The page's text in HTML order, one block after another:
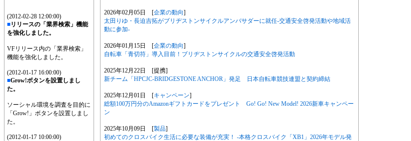
(2012-02-28 12:00:00)
■リリースの「業界検索」機能
を強化しました。
VFリリース内の「業界検索」
機能を強化しました。
(2012-01-17 16:00:00)
■Grow!ボタンを設置しまし
た。
ソーシャル環境を調査を目的に
「Grow!」ボタンを設置しまし
た。
(2012-01-17 10:00:00)
2026年02月05日 [企業の動向]
太田りゆ・長迫吉拓がブリヂストンサイクルアンバサダーに就任-交通安全啓発活動や地域活
動に参加-
2026年01月15日 [企業の動向]
自転車「青切符」導入目前！ブリヂストンサイクルの交通安全啓発活動
2025年12月22日 [提携]
新チーム「HPCJC-BRIDGESTONE ANCHOR」発足 日本自転車競技連盟と契約締結
2025年12月01日 [キャンペーン]
総額100万円分のAmazonギフトカードをプレゼント Go! Go! New Model! 2026新車キャンペー
ン
2025年10月09日 [製品]
初めてのクロスバイク生活に必要な装備が充実！ -本格クロスバイク「XB1」2026年モデル発